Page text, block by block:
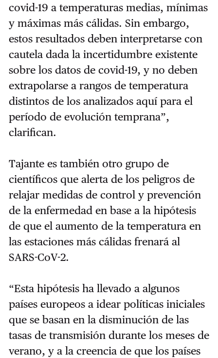
covid-19 a temperaturas medias, mínimas
y máximas más cálidas. Sin embargo,
estos resultados deben interpretarse con
cautela dada la incertidumbre existente
sobre los datos de covid-19, y no deben
extrapolarse a rangos de temperatura
distintos de los analizados aquí para el
período de evolución temprana”,
clarifican.
Tajante es también otro grupo de
científicos que alerta de los peligros de
relajar medidas de control y prevención
de la enfermedad en base a la hipótesis
de que el aumento de la temperatura en
las estaciones más cálidas frenará al
SARS-CoV-2.
“Esta hipótesis ha llevado a algunos
países europeos a idear políticas iniciales
que se basan en la disminución de las
tasas de transmisión durante los meses de
verano, y a la creencia de que los países